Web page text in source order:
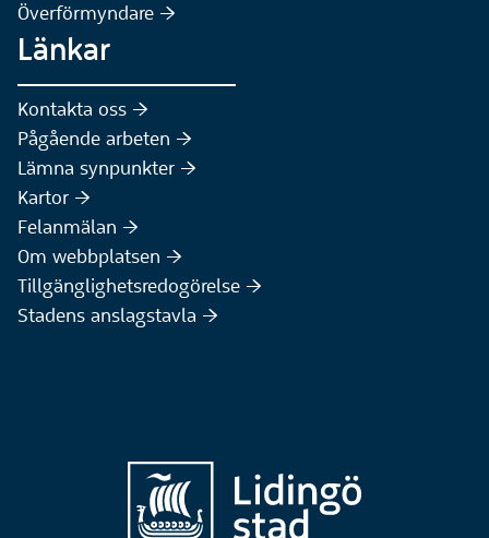
Överförmyndare :höger:
Länkar
Kontakta oss :höger:
Pågående arbeten :höger:
Lämna synpunkter :höger:
Kartor :höger:
Felanmälan :höger:
Om webbplatsen :höger:
Tillgänglighetsredogörelse :höger:
Stadens anslagstavla :höger: